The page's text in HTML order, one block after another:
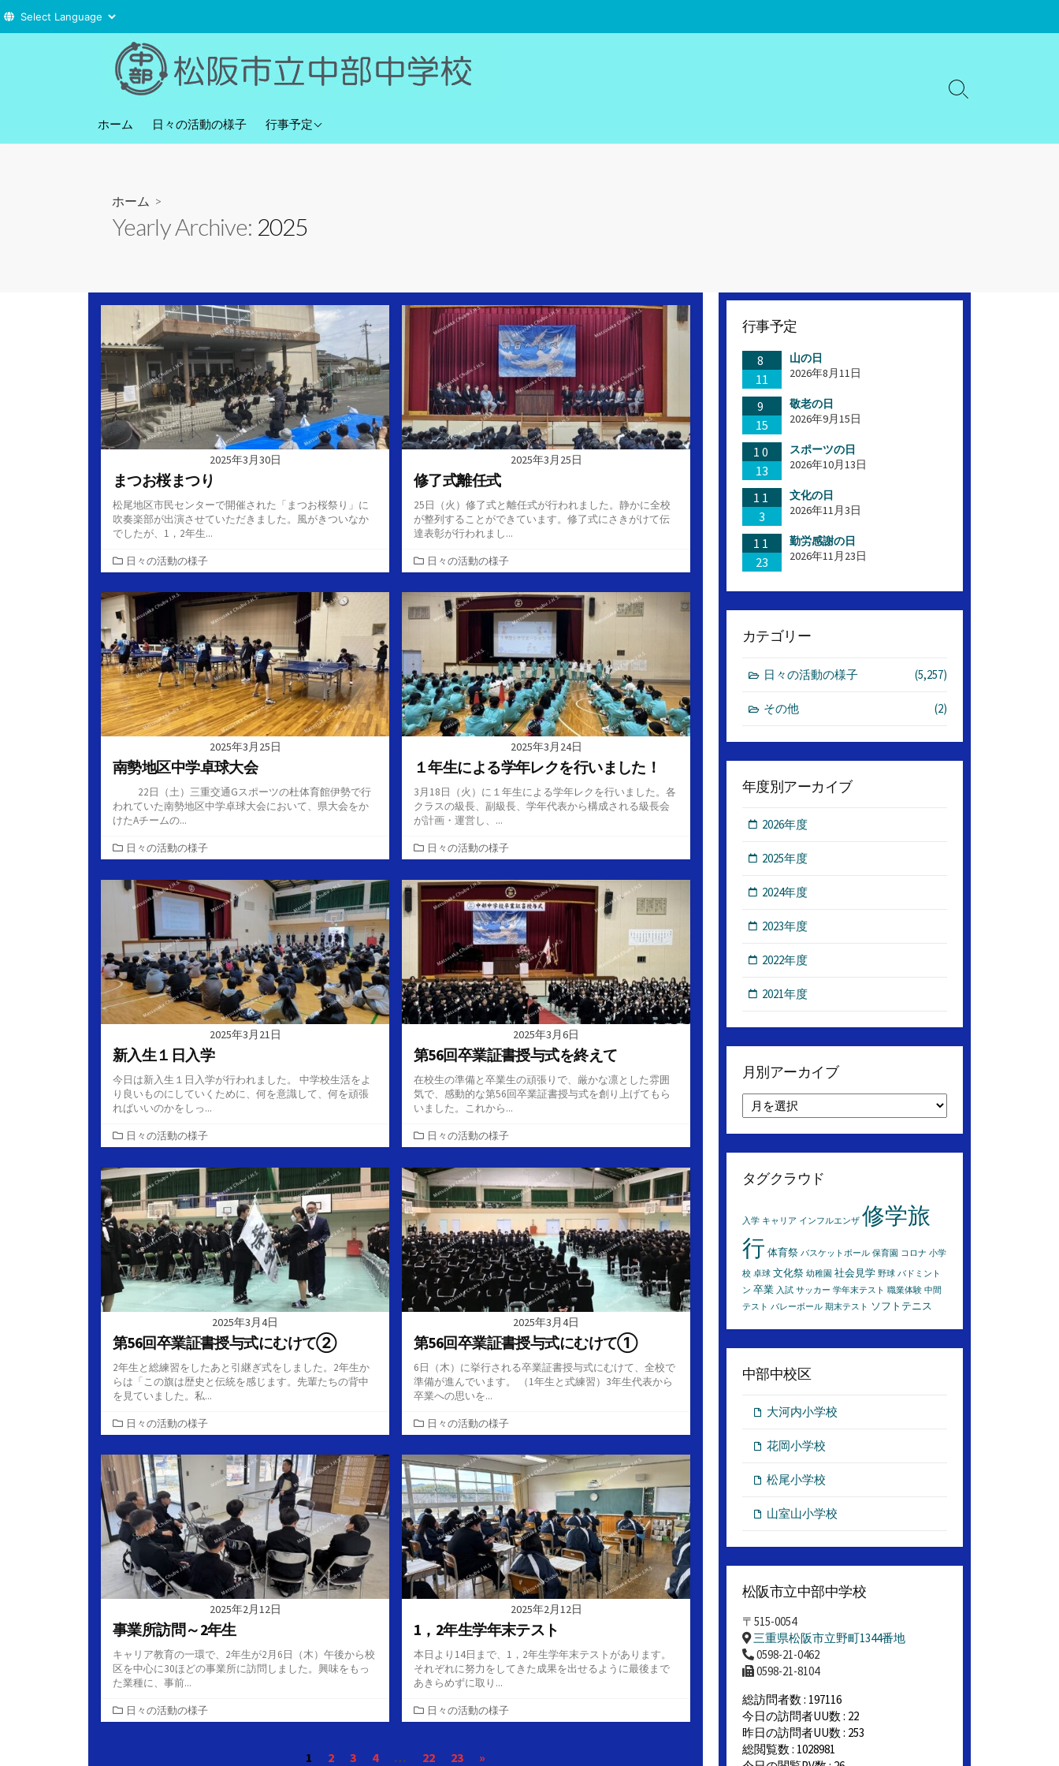
へ
ホーム 日々の活動の様子 行事予定
直近の行事予定
検
り
ホーム >
Yearly Archive: 2025
2025年3月30日
まつお桜まつり
松尾地区市民センターで開催された「まつお桜祭り」に
吹奏楽部が出演させていただきました。風がきついなか
でしたが、1，2年生...
カ
テ
ゴ
リ
ー
日々の活動の様子
2025年3月25日
修了式離任式
25日（火）修了式と離任式が行われました。静かに全校
が整列することができています。修了式にさきがけて伝
達表彰が行われまし...
カ
テ
ゴ
リ
ー
日々の活動の様子
2025年3月25日
南勢地区中学卓球大会
22日（土）三重交通Gスポーツの杜体育館伊勢で行
われていた南勢地区中学卓球大会において、県大会をか
けたAチームの...
カ
テ
ゴ
リ
日々の活動の様子
2025年3月24日
１年生による学年レクを行いました！
3月18日（火）に１年生による学年レクを行いました。各
クラスの級長、副級長、学年代表から構成される級長会
が計画・運営し、...
カ
テ
ゴ
日々の活動の様子
2025年3月21日
新入生１日入学
今日は新入生１日入学が行われました。 中学校生活をよ
り良いものにしていくために、何を意識して、何を頑張
ればいいのかをしっ...
カ
テ
ゴ
リ
ー
日々の活動の様子
2025年3月6日
第56回卒業証書授与式を終えて
在校生の準備と卒業生の頑張りで、厳かな凛とした雰囲
気で、感動的な第56回卒業証書授与式を創り上げてもら
いました。これから...
カ
テ
ゴ
リ
ー
日々の活動の様子
2025年3月4日
第56回卒業証書授与式にむけて②
2年生と総練習をしたあと引継ぎ式をしました。2年生か
らは「この旗は歴史と伝統を感じます。先輩たちの背中
を見ていました。私...
カ
テ
ゴ
リ
ー
日々の活動の様子
2025年3月4日
第56回卒業証書授与式にむけて①
6日（木）に挙行される卒業証書授与式にむけて、全校で
準備が進んでいます。 （1年生と式練習）3年生代表から
卒業への思いを...
カ
テ
ゴ
リ
ー
日々の活動の様子
2025年2月12日
事業所訪問～2年生
キャリア教育の一環で、2年生が2月6日（木）午後から校
区を中心に30ほどの事業所に訪問しました。興味をもっ
た業種に、事前...
カ
テ
日々の活動の様子
2025年2月12日
1，2年生学年末テスト
本日より14日まで、1，2年生学年末テストがあります。
それぞれに努力をしてきた成果を出せるように最後まで
あきらめずに取り...
カ
テ
リ
日々の活動の様子
1 2 3 4 … 22 23 »
行事予定
8
11
山の日
2026年8月11日
9
15
敬老の日
2026年9月15日
10
13
スポーツの日
2026年10月13日
11
3
文化の日
2026年11月3日
11
23
勤労感謝の日
2026年11月23日
カテゴリー
日々の活動の様子 (5,257)
その他 (2)
年度別アーカイブ
2026年度
2025年度
2024年度
2023年度
2022年度
2021年度
月別アーカイブ
別
ア
ー
イ
タグクラウド
入学 キャリア インフルエンザ 修学旅
行 体育祭 バスケットボール 保育園 コロナ 小学
校 卓球 文化祭 幼稚園 社会見学 野球 バドミント
ン 卒業 入試 サッカー 学年末テスト 職業体験 中間
テスト バレーボール 期末テスト ソフトテニス
中部中校区
大河内小学校
花岡小学校
松尾小学校
山室山小学校
松阪市立中部中学校
〒515-0054
三重県松阪市立野町1344番地
0598-21-0462
0598-21-8104
総訪問者数 : 197116
今日の訪問者UU数 : 22
昨日の訪問者UU数 : 253
総閲覧数 : 1028981